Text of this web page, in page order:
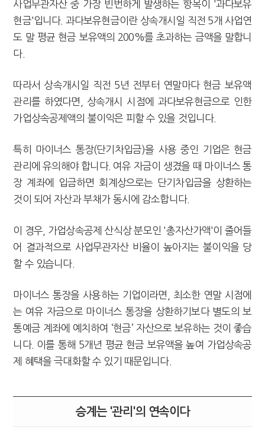
사업무관자산 중 가장 빈번하게 발생하는 항목이 '과다보유
현금'입니다. 과다보유현금이란 상속개시일 직전 5개 사업연
도 말 평균 현금 보유액의 200%를 초과하는 금액을 말합니
다.
따라서 상속개시일 직전 5년 전부터 연말마다 현금 보유액
관리를 하였다면, 상속개시 시점에 과다보유현금으로 인한
가업상속공제액의 불이익은 피할 수 있을 것입니다.
특히 마이너스 통장(단기차입금)을 사용 중인 기업은 현금
관리에 유의해야 합니다. 여유 자금이 생겼을 때 마이너스 통
장 계좌에 입금하면 회계상으로는 단기차입금을 상환하는
것이 되어 자산과 부채가 동시에 감소합니다.
이 경우, 가업상속공제 산식상 분모인 '총자산가액'이 줄어들
어 결과적으로 사업무관자산 비율이 높아지는 불이익을 당
할 수 있습니다.
마이너스 통장을 사용하는 기업이라면, 최소한 연말 시점에
는 여유 자금으로 마이너스 통장을 상환하기보다 별도의 보
통예금 계좌에 예치하여 ‘현금’ 자산으로 보유하는 것이 좋습
니다. 이를 통해 5개년 평균 현금 보유액을 높여 가업상속공
제 혜택을 극대화할 수 있기 때문입니다.
승계는 '관리'의 연속이다